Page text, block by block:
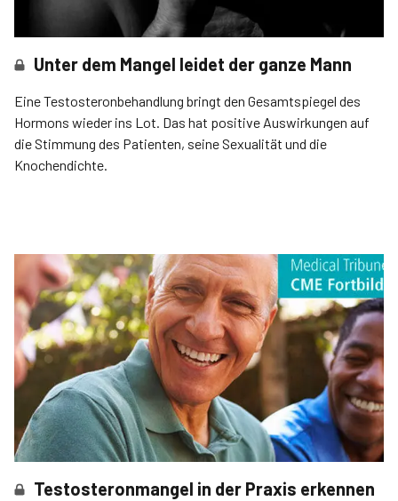
Unter dem Mangel leidet der ganze Mann
Eine Testosteronbehandlung bringt den Gesamtspiegel des
Hormons wieder ins Lot. Das hat positive Auswirkungen auf
die Stimmung des Patienten, seine Sexualität und die
Knochendichte.
Testosteronmangel in der Praxis erkennen